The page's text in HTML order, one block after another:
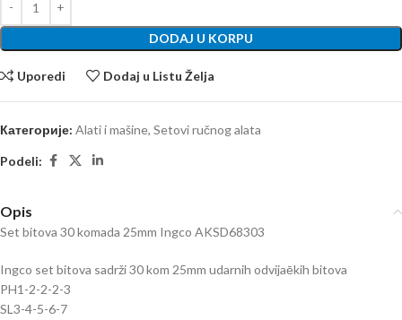
DODAJ U KORPU
Uporedi Dodaj u Listu Želja
Категорије: Alati i mašine, Setovi ručnog alata
Podeli:
Opis
Set bitova 30 komada 25mm Ingco AKSD68303
Ingco set bitova sadrži 30 kom 25mm udarnih odvijaēkih bitova
PH1-2-2-2-3
SL3-4-5-6-7